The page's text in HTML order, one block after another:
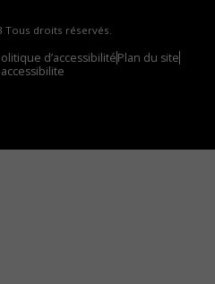
Tous droits réservés.
d’accessibilitéPlan du site